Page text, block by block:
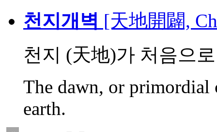
천지개벽 [天地開闢,
천지 (天地)가 처음으
The dawn, or primordial
earth.